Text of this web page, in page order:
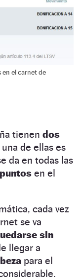
el carnet de
tienen dos
de ellas es
da en todas las
en el
cada vez
se va
sin
llegar a
para el